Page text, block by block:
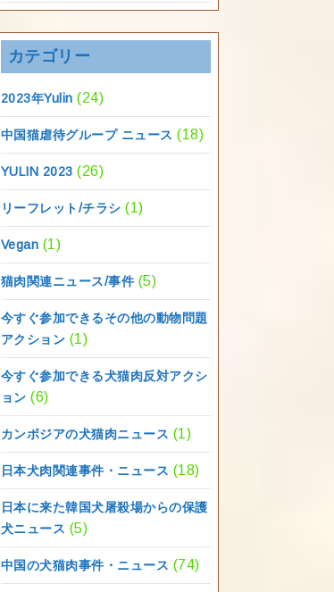
カテゴリー
2023年Yulin (24)
中国猫虐待グループ ニュース (18)
YULIN 2023 (26)
リーフレット/チラシ (1)
Vegan (1)
猫肉関連ニュース/事件 (5)
今すぐ参加できるその他の動物問題
アクション (1)
今すぐ参加できる犬猫肉反対アクシ
ョン (6)
カンボジアの犬猫肉ニュース (1)
日本犬肉関連事件・ニュース (18)
日本に来た韓国犬屠殺場からの保護
犬ニュース (5)
中国の犬猫肉事件・ニュース (74)